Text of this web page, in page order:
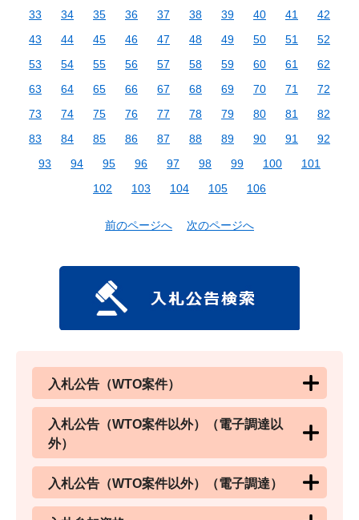
33
34 35 36 37 38 39 40 41
42
43
44 45 46 47 48 49 50 51
52
53
54 55 56 57 58 59 60 61
62
63
64 65 66 67 68 69 70 71
72
73
74 75 76 77 78 79 80 81
82
83
84 85 86 87 88 89 90 91
92
93
94 95 96 97 98 99 100
101
102
103 104 105 106
前のページへ 次のページへ
入札公告（WTO案件）
入札公告（WTO案件以外）（電子調達以
外）
入札公告（WTO案件以外）（電子調達）